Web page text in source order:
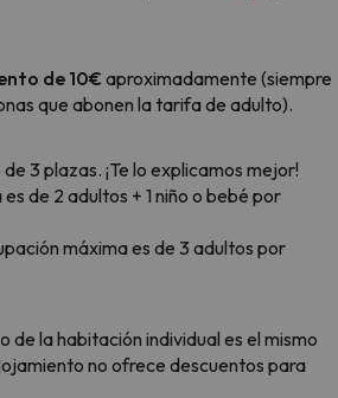
de 10€aproximadamente (siempre
que abonen la tarifa de adulto).
de 3 plazas. ¡Te lo explicamos mejor!
de 2 adultos + 1 niño o bebé por
máxima es de 3 adultos por
de la habitación individual es el mismo
no ofrece descuentos para